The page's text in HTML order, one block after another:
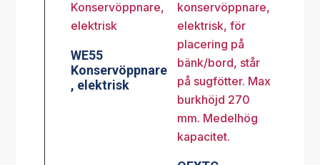
WE55
Konservöppnare
, elektrisk